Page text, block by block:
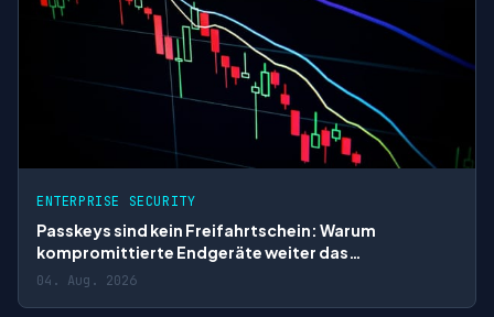
ENTERPRISE SECURITY
Passkeys sind kein Freifahrtschein: Warum
kompromittierte Endgeräte weiter das
Identitätsrisiko bestimmen
04. Aug. 2026